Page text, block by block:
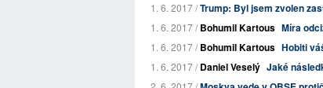
1. 6. 2017 /Trump: Byl jsem zvolen
1. 6. 2017 /Bohumil Kartous Míra
1. 6. 2017 /Bohumil Kartous Hobiti
1. 6. 2017 /Daniel Veselý Jaké